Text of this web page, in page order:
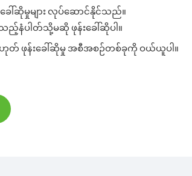
ေါ်ဆိုမှုများ လုပ်ဆောင်နိုင်သည်။
ည့်နံပါတ်သို့မဆို ဖုန်းခေါ်ဆိုပါ။
ဟုတ် ဖုန်းခေါ်ဆိုမှု အစီအစဉ်တစ်ခုကို ဝယ်ယူပါ။